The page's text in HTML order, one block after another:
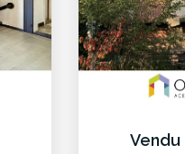
Vendu